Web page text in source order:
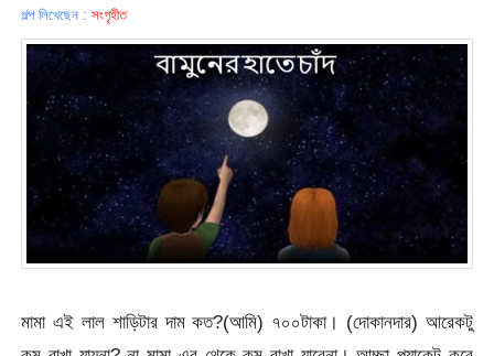
গল্প লিখেছেন :সংগৃহীত
মামা এই লাল শাড়িটার দাম কত?(আমি) ৭০০টাকা। (দোকানদার) আরেকটু